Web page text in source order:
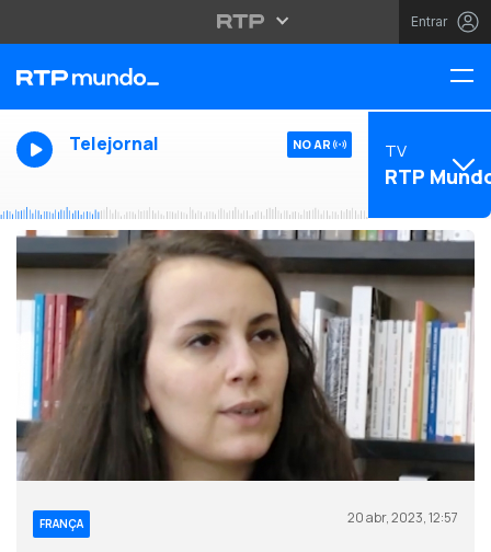
Entrar
Telejornal NO AR TV
RTP
FRANÇA 20 abr, 2023, 12:57